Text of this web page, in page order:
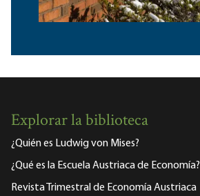
Explorar la biblioteca
¿Quién es Ludwig von Mises?
¿Qué es la Escuela Austriaca de Economía?
Revista Trimestral de Economía Austriaca